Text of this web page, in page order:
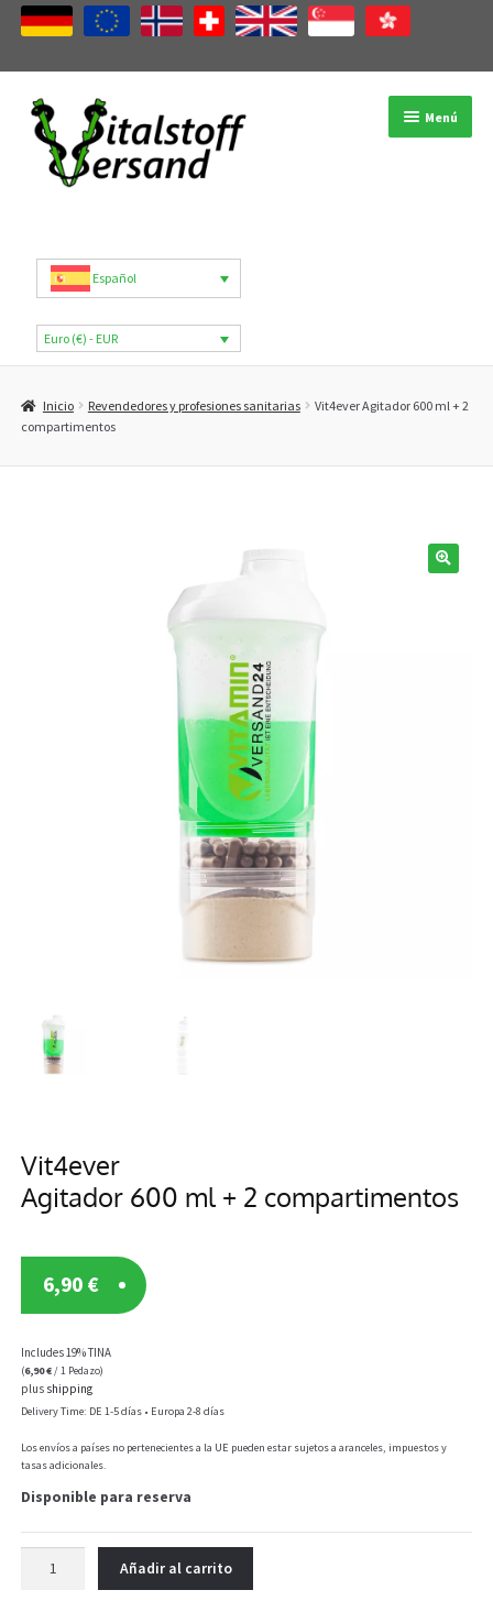
navegación
contenido
Menú
Categorías de productos
Marcas
B2B
Español
Euro (€) - EUR
Inicio Revendedores y profesiones sanitarias
Vit4ever Agitador 600 ml + 2
compartimentos
Vit4ever
Agitador 600 ml + 2 compartimentos
6,90 €
Includes 19% TINA
(6,90€/ 1 Pedazo)
plus shipping
Delivery Time: DE 1-5 días • Europa 2-8 días
Los envíos a países no pertenecientes a la UE pueden estar sujetos a aranceles, impuestos y
tasas adicionales.
Disponible para reserva
Añadir al carrito